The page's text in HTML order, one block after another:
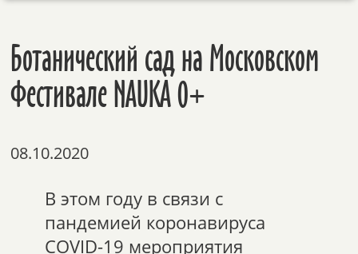
Ботанический сад на Московском
Фестивале NAUKA 0+
08.10.2020
В этом году в связи с
пандемией коронавируса
COVID-19 мероприятия